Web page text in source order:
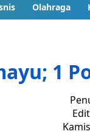
Olahraga
1